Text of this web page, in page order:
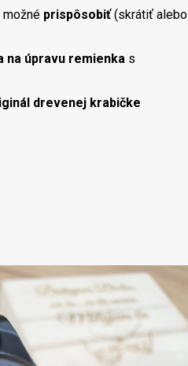
možné prispôsobiť(skrátiť alebo
na úpravu remienka s
drevenej krabičke